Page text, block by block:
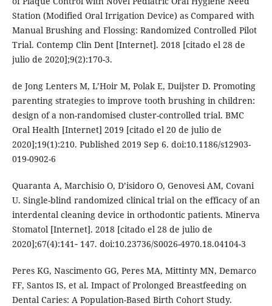
Station (Modified Oral Irrigation Device) as Compared with
Manual Brushing and Flossing: Randomized Controlled Pilot
Trial. Contemp Clin Dent [Internet]. 2018 [citado el 28 de
julio de 2020];9(2):170-3.
de Jong Lenters M, L’Hoir M, Polak E, Duijster D. Promoting
parenting strategies to improve tooth brushing in children:
design of a non-randomised cluster-controlled trial. BMC
Oral Health [Internet] 2019 [citado el 20 de julio de
2020];19(1):210. Published 2019 Sep 6. doi:10.1186/s12903-
019-0902-6
Quaranta A, Marchisio O, D’isidoro O, Genovesi AM, Covani
U. Single-blind randomized clinical trial on the efficacy of an
interdental cleaning device in orthodontic patients. Minerva
Stomatol [Internet]. 2018 [citado el 28 de julio de
2020];67(4):141‐ 147. doi:10.23736/S0026-4970.18.04104-3
Peres KG, Nascimento GG, Peres MA, Mittinty MN, Demarco
FF, Santos IS, et al. Impact of Prolonged Breastfeeding on
Dental Caries: A Population-Based Birth Cohort Study.